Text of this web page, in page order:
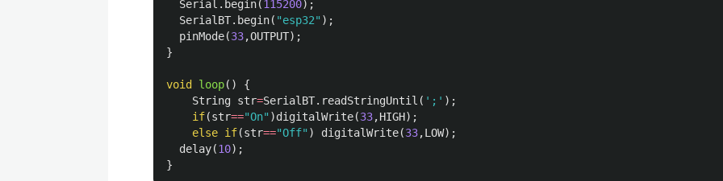
Serial . begin(115200);
SerialBT. begin( "esp32" );
pinMode(33,OUTPUT);
}
void loop()
{
String str=SerialBT. readStringUntil ( ';' );
if(str=="On" )digitalWrite(33,HIGH);
else if(str=="Off" ) digitalWrite(33,LOW);
delay(10);
}